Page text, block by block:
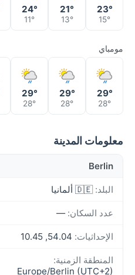
23°
15°
21°
13°
24°
11°
مومباي
29°
28°
29°
28°
29°
28°
معلومات المدينة
Berlin
البلد: 🇩🇪 ألمانيا
عدد السكان: —
الإحداثيات:
المنطقة الزمنية:
Europe/Berlin (UTC+2)